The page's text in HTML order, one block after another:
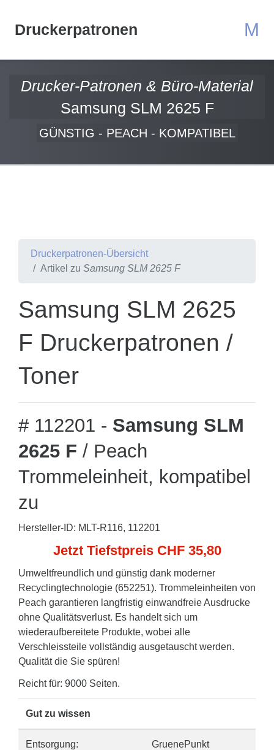
Druckerpatronen M
Drucker-Patronen & Büro-Material
Samsung SLM 2625 F
GÜNSTIG - PEACH - KOMPATIBEL
Druckerpatronen-Übersicht
Artikel zu Samsung SLM 2625 F
Samsung SLM 2625
F Druckerpatronen /
Toner
# 112201 - Samsung SLM
2625 F / Peach
Trommeleinheit, kompatibel
zu
Hersteller-ID: MLT-R116, 112201
Jetzt Tiefstpreis CHF 35,80
Umweltfreundlich und günstig dank moderner
Recyclingtechnologie (652251). Trommeleinheiten von
Peach garantieren langfristig einwandfreie Ausdrucke
ohne Qualitätsverlust. Es handelt sich um
wiederaufbereitete Produkte, wobei alle
Verschleissteile vollständig ausgetauscht werden.
Qualität die Sie spüren!
Reicht für: 9000 Seiten.
Gut zu wissen
Entsorgung: GruenePunkt